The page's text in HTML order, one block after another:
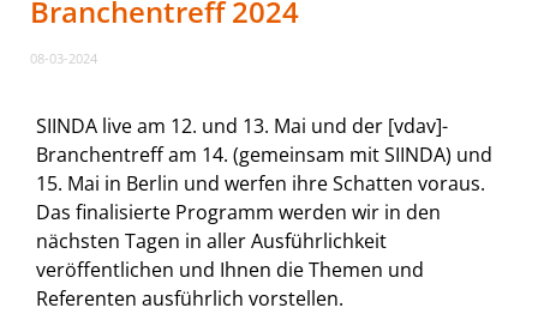
Branchentreff 2024
08-03-2024
SIINDA live am 12. und 13. Mai und der [vdav]-
Branchentreff am 14. (gemeinsam mit SIINDA) und
15. Mai in Berlin und werfen ihre Schatten voraus.
Das finalisierte Programm werden wir in den
nächsten Tagen in aller Ausführlichkeit
veröffentlichen und Ihnen die Themen und
Referenten ausführlich vorstellen.